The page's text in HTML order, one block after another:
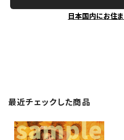
日本国内にお住
最近チェックした商品